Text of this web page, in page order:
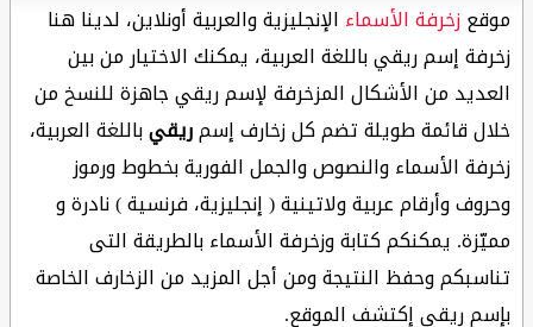
موقعزخرفة الأسماء الإنجليزية والعربية أونلاين، لدينا هنا
زخرفة إسم ريقي باللغة العربية، يمكنك الاختيار من بين
العديد من الأشكال المزخرفة لإسم ريقي جاهزة للنسخ من
خلال قائمة طويلة تضم كل زخارف إسمريقيباللغة العربية،
زخرفة الأسماء والنصوص والجمل الفورية بخطوط ورموز
وحروف وأرقام عربية ولاتينية ( إنجليزية، فرنسية ) نادرة و
مميّزة. يمكنكم كتابة وزخرفة الأسماء بالطريقة التى
تناسبكم وحفظ النتيجة ومن أجل المزيد من الزخارف الخاصة
بإسم ريقي إكتشف الموقع.